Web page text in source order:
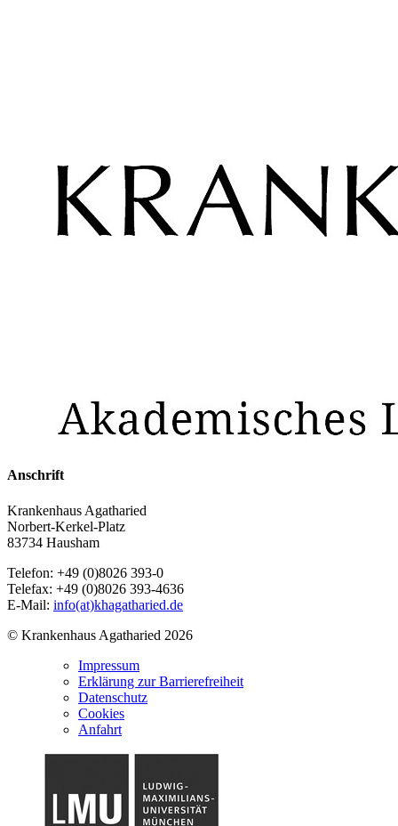
Anschrift
Krankenhaus Agatharied
Norbert-Kerkel-Platz
83734 Hausham
Telefon: +49 (0)8026 393-0
Telefax: +49 (0)8026 393-4636
E-Mail: info(at)khagatharied.de
© Krankenhaus Agatharied 2026
Impressum
Erklärung zur Barrierefreiheit
Datenschutz
Cookies
Anfahrt